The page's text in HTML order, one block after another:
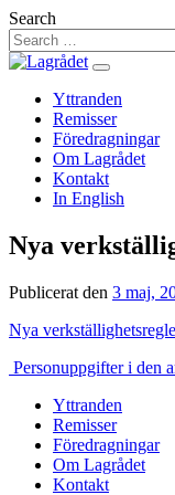
Hoppa
till
innehåll
Search
Yttranden
Remisser
Föredragningar
Om Lagrådet
Kontakt
In English
Nya
Publicerat den 3 maj,
Nya
Personuppgifter i den
Yttranden
Remisser
Föredragningar
Om Lagrådet
Kontakt